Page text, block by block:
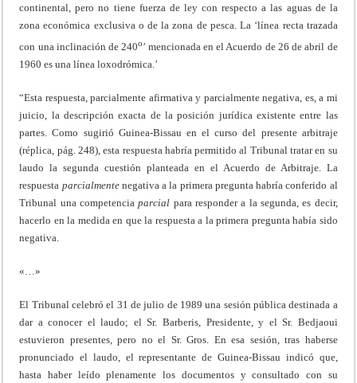
continental, pero no tiene fuerza de ley con respecto a las aguas de la
zona económica exclusiva o de la zona de pesca. La ‘línea recta trazada
con una inclinación de 240o’ mencionada en el Acuerdo de 26 de abril de
1960 es una línea loxodrómica.’
“Esta respuesta, parcialmente afirmativa y parcialmente negativa, es, a mi
juicio, la descripción exacta de la posición jurídica existente entre las
partes. Como sugirió Guinea-Bissau en el curso del presente arbitraje
(réplica, pág. 248), esta respuesta habría permitido al Tribunal tratar en su
laudo la segunda cuestión planteada en el Acuerdo de Arbitraje. La
respuesta parcialmentenegativa a la primera pregunta habría conferido al
Tribunal una competenciaparcial para responder a la segunda, es decir,
hacerlo en la medida en que la respuesta a la primera pregunta había sido
negativa.
«…»
El Tribunal celebró el 31 de julio de 1989 una sesión pública destinada a
dar a conocer el laudo; el Sr. Barberis, Presidente, y el Sr. Bedjaoui
estuvieron presentes, pero no el Sr. Gros. En esa sesión, tras haberse
pronunciado el laudo, el representante de Guinea-Bissau indicó que,
hasta haber leído plenamente los documentos y consultado con su